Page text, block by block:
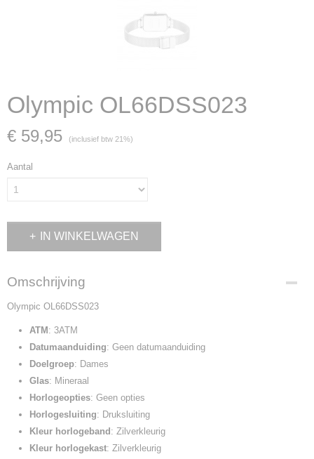
Olympic OL66DSS023
€ 59,95 (inclusief btw 21%)
Aantal
IN WINKELWAGEN
Omschrijving
Olympic OL66DSS023
ATM : 3ATM
Datumaanduiding: Geen datumaanduiding
Doelgroep: Dames
Glas: Mineraal
Horlogeopties: Geen opties
Horlogesluiting: Druksluiting
Kleur horlogeband : Zilverkleurig
Kleur horlogekast: Zilverkleurig